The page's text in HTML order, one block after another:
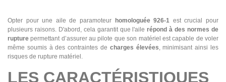
Opter pour une aile de paramoteur homologuée 926-1 est crucial pour
plusieurs raisons. D'abord, cela garantit que l'ailerépond à des normes de
rupture permettant d’assurer au pilote que son matériel est capable de voler
même soumis à des contraintes de charges élevées , minimisant ainsi les
risques de rupture matériel.
LES CARACTÉRISTIQUES